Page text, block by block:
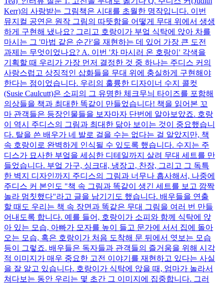
Kerr)의 사랑받는 그림책은 시대를 초월한 명작입니다. 이번
뮤지컬 공연은 원작 그림의 따뜻함을 어떻게 무대 위에서 생생
하게 구현해 냈나요? 그리고 호랑이가 부엌 식탁에 앉아 차를
마시는 그 '마법 같은 순간'을 재현하는 데 있어 가장 큰 도전
과제는 무엇이었나요? A. 이번 '차 마시러 온 호랑이' 각색을
기획할 때 우리가 가장 먼저 결정한 것 중 하나는 주디스 커의
사랑스럽고 상징적인 삽화들을 무대 위에 충실하게 구현해야
한다는 점이었습니다. 우리의 훌륭한 디자이너 수지 콜컷
(Susie Caulcutt)은 소피의 그 유명한 체크무늬 타이즈를 포함해
의상들을 책과 최대한 똑같이 만들었습니다! 책을 읽어본 꼬
마 관객들은 등장인물들을 보자마자 단번에 알아보았죠. 호랑
이 역시 주디스의 그림과 최대한 닮아 보이는 것이 중요했습니
다. 탈을 쓴 배우가 네 발로 걸을 수는 없다는 걸 알았지만, 책
속 호랑이로 완벽하게 인식될 수 있도록 했습니다. 수지는 주
디스가 묘사한 부엌을 세심한 디테일까지 살려 무대 세트를 만
들었습니다. 부엌 가구, 싱크대, 냉장고, 찬장, 그리고 그 독특
한 벽지 디자인까지 주디스의 그림과 너무나 흡사해서, 나중에
주디스 커 본인도 "책 속 그림과 똑같이 생긴 세트를 보고 깜짝
놀라 멈칫했다"라고 글을 남기기도 했습니다. 배우들을 연출
할 때도 우리는 책 속 장면과 똑같은 무대 그림을 여러 번 만들
어내도록 합니다. 예를 들어, 호랑이가 소피와 함께 식탁에 앉
아 있는 모습, 아빠가 모자를 높이 들고 문가에 서서 집에 돌아
오는 모습, 혹은 호랑이가 처음 도착해 문 뒤에서 엿보는 모습
등이 그렇죠. 배우들은 독자들과 관객들의 즐거움을 위해 시각
적 이미지가 매우 중요한 고전 이야기를 재현하고 있다는 사실
을 잘 알고 있습니다. 호랑이가 식탁에 앉을 때, 엄마가 놀라서
쳐다보는 동안 우리는 몇 초간 그 이미지에 집중합니다. 그러